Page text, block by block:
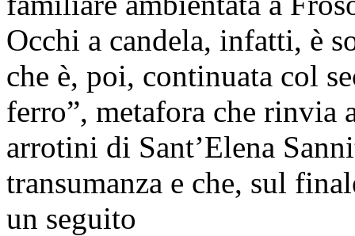
Occhi a candela, infatti, è
che è, poi, continuata col
ferro”, metafora che rinvia
arrotini di Sant’Elena
transumanza e che, sul
un seguito